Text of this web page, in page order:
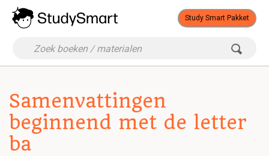
Study Smart Pakket
Samenvattingen
beginnend met de letter
ba